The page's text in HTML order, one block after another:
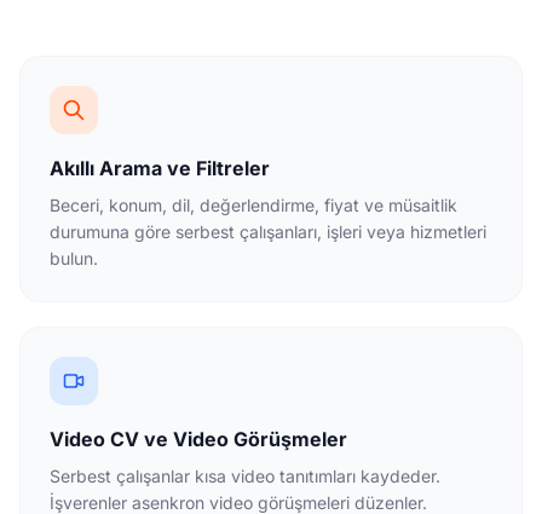
Akıllı Arama ve Filtreler
Beceri, konum, dil, değerlendirme, fiyat ve müsaitlik
durumuna göre serbest çalışanları, işleri veya hizmetleri
bulun.
Video CV ve Video Görüşmeler
Serbest çalışanlar kısa video tanıtımları kaydeder.
İşverenler asenkron video görüşmeleri düzenler.